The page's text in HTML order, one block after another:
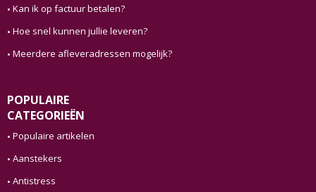
Kan ik op factuur betalen?
Hoe snel kunnen jullie leveren?
Meerdere afleveradressen mogelijk?
POPULAIRE
CATEGORIEËN
Populaire artikelen
Aanstekers
Antistress